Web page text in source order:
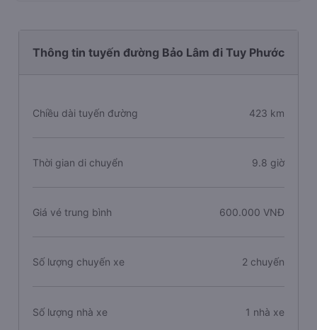
Thông tin tuyến đường Bảo Lâm đi Tuy Phước
Chiều dài tuyến đường 423 km
Thời gian di chuyển 9.8 giờ
Giá vé trung bình 600.000 VNĐ
Số lượng chuyến xe 2 chuyến
Số lượng nhà xe 1 nhà xe